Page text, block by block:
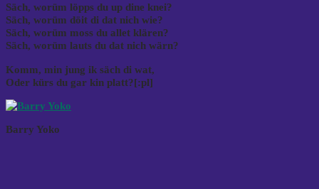
Säch, worüm löpps du up dine knei?
Säch, worüm döit di dat nich wie?
Säch, worüm moss du allet klären?
Säch, worüm lauts du dat nich wärn?
Komm, min jung ik säch di wat,
Oder kürs du gar kin platt?[:pl]
Barry Yoko